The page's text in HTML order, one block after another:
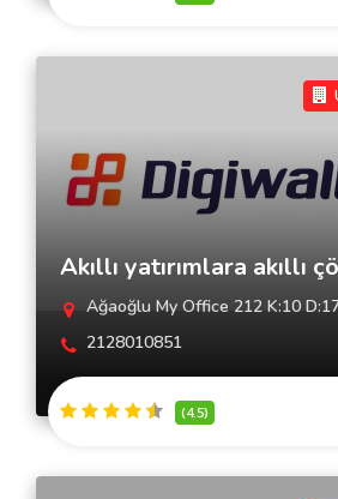
Akıllı yatırımlara akıllı
Ağaoğlu My Office 212 K:10
2128010851
(4.5)